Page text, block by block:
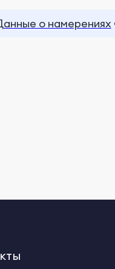
о намерениях